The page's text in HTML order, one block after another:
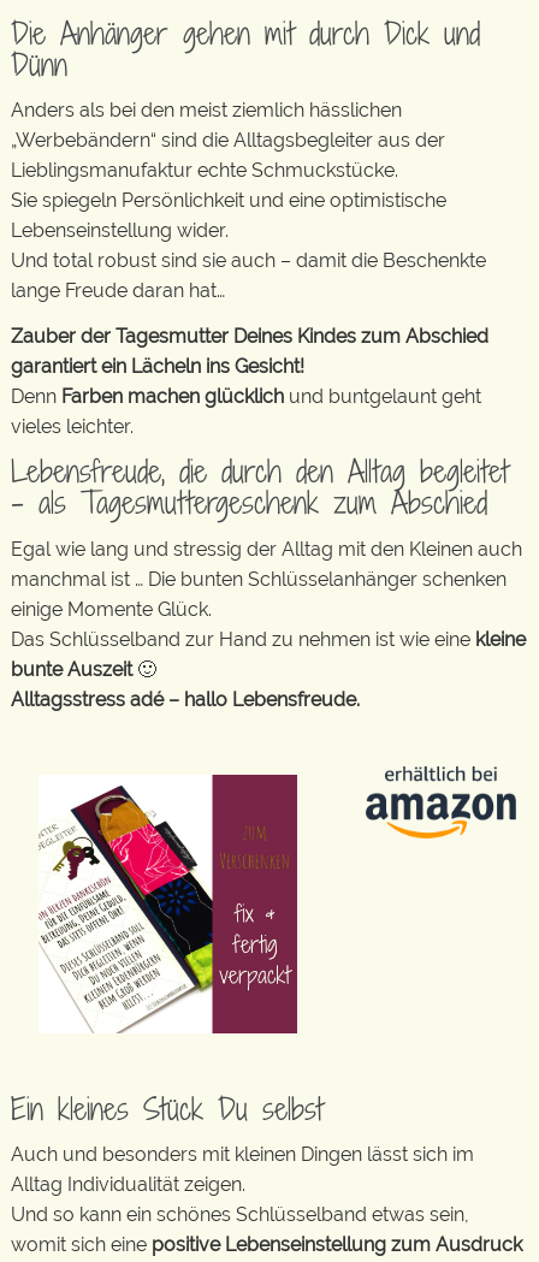
Die Anhänger gehen mit durch Dick und
Dünn
Anders als bei den meist ziemlich hässlichen
„Werbebändern“ sind die Alltagsbegleiter aus der
Lieblingsmanufaktur echte Schmuckstücke.
Sie spiegeln Persönlichkeit und eine optimistische
Lebenseinstellung wider.
Und total robust sind sie auch – damit die Beschenkte
lange Freude daran hat…
Zauber der Tagesmutter Deines Kindes zum Abschied
garantiert ein Lächeln ins Gesicht!
Denn Farben machen glücklich und buntgelaunt geht
vieles leichter.
Lebensfreude, die durch den Alltag begleitet
– als Tagesmuttergeschenk zum Abschied
Egal wie lang und stressig der Alltag mit den Kleinen auch
manchmal ist … Die bunten Schlüsselanhänger schenken
einige Momente Glück.
Das Schlüsselband zur Hand zu nehmen ist wie eine kleine
bunte Auszeit🙂
Alltagsstress adé – hallo Lebensfreude.
Ein kleines Stück Du selbst
Auch und besonders mit kleinen Dingen lässt sich im
Alltag Individualität zeigen.
Und so kann ein schönes Schlüsselband etwas sein,
womit sich eine positive Lebenseinstellung zum Ausdruck